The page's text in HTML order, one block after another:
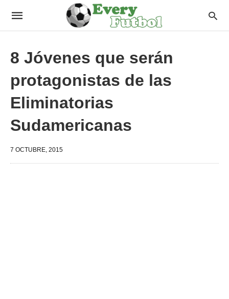
8 Jóvenes que serán
protagonistas de las
Eliminatorias
Sudamericanas
7 OCTUBRE, 2015